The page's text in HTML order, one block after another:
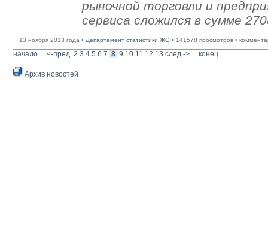
рыночной торговли и
сервиса сложился в сумме
13 ноября 2013 года • Департамент статистики ЖО • 141578 просмотров •
начало ... <-пред. 2 3 4 5 6 7 8 9 10 11 12 13 след.-> ... конец
Архив новостей